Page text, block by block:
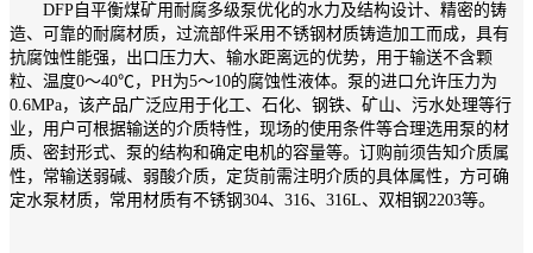
DFP自平衡煤矿用耐腐多级泵优化的水力及结构设计、精密的铸
造、可靠的耐腐材质，过流部件采用不锈钢材质铸造加工而成，具有
抗腐蚀性能强，出口压力大、输水距离远的优势，用于输送不含颗
粒、温度0～40℃，PH为5～10的腐蚀性液体。泵的进口允许压力为
0.6MPa，该产品广泛应用于化工、石化、钢铁、矿山、污水处理等行
业，用户可根据输送的介质特性，现场的使用条件等合理选用泵的材
质、密封形式、泵的结构和确定电机的容量等。订购前须告知介质属
性，常输送弱碱、弱酸介质，定货前需注明介质的具体属性，方可确
定水泵材质，常用材质有不锈钢304、316、316L、双相钢2203等。